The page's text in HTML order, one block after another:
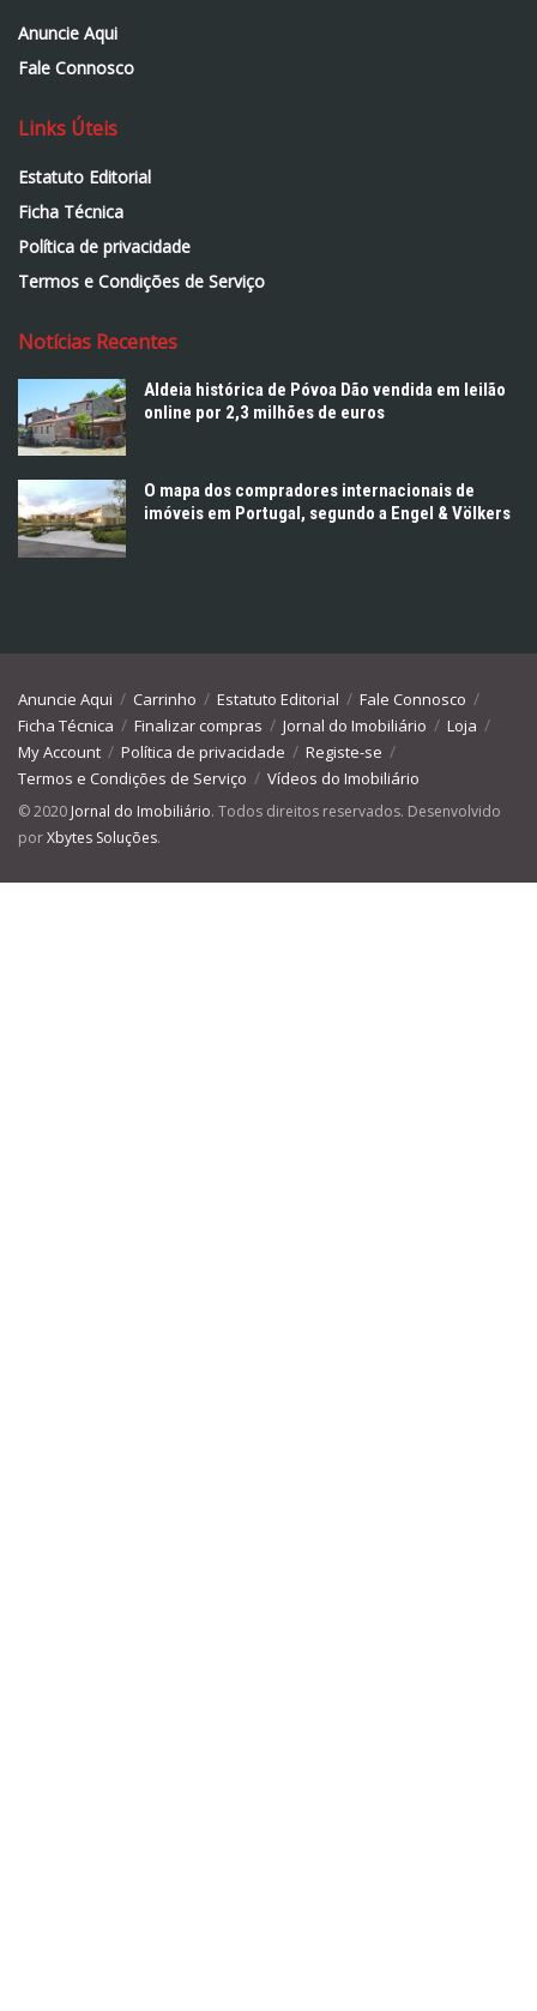
Anuncie Aqui
Fale Connosco
Links Úteis
Estatuto Editorial
Ficha Técnica
Política de privacidade
Termos e Condições de Serviço
Notícias Recentes
Aldeia histórica de Póvoa Dão vendida em leilão
online por 2,3 milhões de euros
O mapa dos compradores internacionais de
imóveis em Portugal, segundo a Engel & Völkers
Anuncie Aqui Carrinho Estatuto Editorial
Fale Connosco
Ficha Técnica
Finalizar compras Jornal do Imobiliário
Loja
My Account
Política de privacidade
Registe-se
Termos e Condições de Serviço
Vídeos do Imobiliário
© 2020 Jornal do Imobiliário. Todos direitos reservados. Desenvolvido
porXbytes Soluções.